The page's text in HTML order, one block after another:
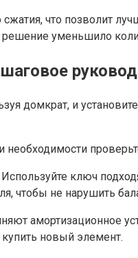
что позволит
уменьшило
домкрат, и
необходимости
ключ
чтобы не нарушить
купить новый элемент.